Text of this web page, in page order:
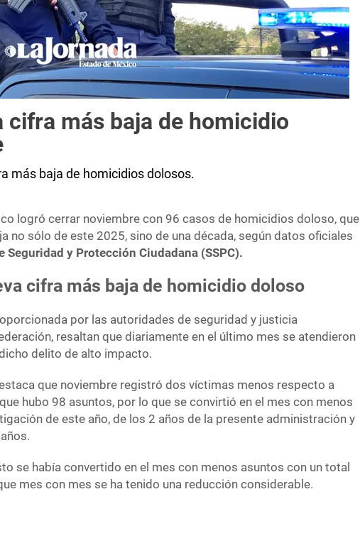
cifra más baja de homicidio
más baja de homicidios dolosos.
logró cerrar noviembre con 96 casos de homicidios doloso, que
no sólo de este 2025, sino de una década, según datos oficiales
Seguridad y Protección Ciudadana (SSPC).
cifra más baja de homicidio doloso
por las autoridades de seguridad y justicia
resaltan que diariamente en el último mes se atendieron
delito de alto impacto.
que noviembre registró dos víctimas menos respecto a
hubo 98 asuntos, por lo que se convirtió en el mes con menos
de este año, de los 2 años de la presente administración y
se había convertido en el mes con menos asuntos con un total
mes con mes se ha tenido una reducción considerable.